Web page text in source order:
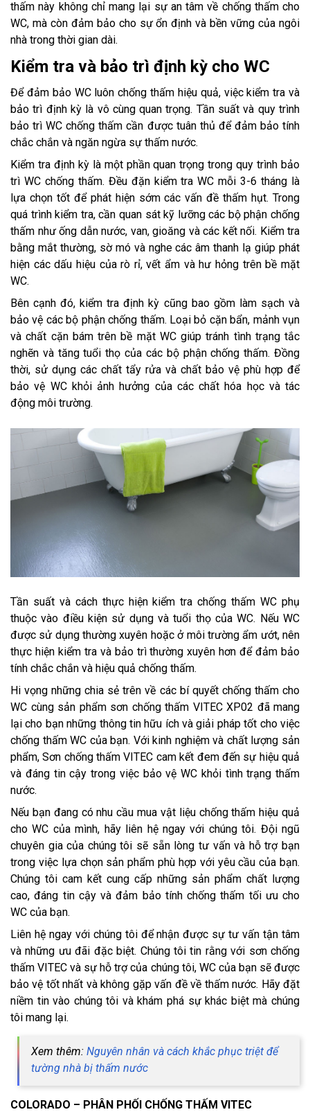
thấm này không chỉ mang lại sự an tâm về chống thấm cho
WC, mà còn đảm bảo cho sự ổn định và bền vững của ngôi
nhà trong thời gian dài.
Kiểm tra và bảo trì định kỳ cho WC
Để đảm bảo WC luôn chống thấm hiệu quả, việc kiểm tra và
bảo trì định kỳ là vô cùng quan trọng. Tần suất và quy trình
bảo trì WC chống thấm cần được tuân thủ để đảm bảo tính
chắc chắn và ngăn ngừa sự thấm nước.
Kiểm tra định kỳ là một phần quan trọng trong quy trình bảo
trì WC chống thấm. Đều đặn kiểm tra WC mỗi 3-6 tháng là
lựa chọn tốt để phát hiện sớm các vấn đề thấm hụt. Trong
quá trình kiểm tra, cần quan sát kỹ lưỡng các bộ phận chống
thấm như ống dẫn nước, van, gioăng và các kết nối. Kiểm tra
bằng mắt thường, sờ mó và nghe các âm thanh lạ giúp phát
hiện các dấu hiệu của rò rỉ, vết ẩm và hư hỏng trên bề mặt
WC.
Bên cạnh đó, kiểm tra định kỳ cũng bao gồm làm sạch và
bảo vệ các bộ phận chống thấm. Loại bỏ cặn bẩn, mảnh vụn
và chất cặn bám trên bề mặt WC giúp tránh tình trạng tắc
nghẽn và tăng tuổi thọ của các bộ phận chống thấm. Đồng
thời, sử dụng các chất tẩy rửa và chất bảo vệ phù hợp để
bảo vệ WC khỏi ảnh hưởng của các chất hóa học và tác
động môi trường.
Tần suất và cách thực hiện kiểm tra chống thấm WC phụ
thuộc vào điều kiện sử dụng và tuổi thọ của WC. Nếu WC
được sử dụng thường xuyên hoặc ở môi trường ẩm ướt, nên
thực hiện kiểm tra và bảo trì thường xuyên hơn để đảm bảo
tính chắc chắn và hiệu quả chống thấm.
Hi vọng những chia sẻ trên về các bí quyết chống thấm cho
WC cùng sản phẩm sơn chống thấm VITEC XP02 đã mang
lại cho bạn những thông tin hữu ích và giải pháp tốt cho việc
chống thấm WC của bạn. Với kinh nghiệm và chất lượng sản
phẩm, Sơn chống thấm VITEC cam kết đem đến sự hiệu quả
và đáng tin cậy trong việc bảo vệ WC khỏi tình trạng thấm
nước.
Nếu bạn đang có nhu cầu mua vật liệu chống thấm hiệu quả
cho WC của mình, hãy liên hệ ngay với chúng tôi. Đội ngũ
chuyên gia của chúng tôi sẽ sẵn lòng tư vấn và hỗ trợ bạn
trong việc lựa chọn sản phẩm phù hợp với yêu cầu của bạn.
Chúng tôi cam kết cung cấp những sản phẩm chất lượng
cao, đáng tin cậy và đảm bảo tính chống thấm tối ưu cho
WC của bạn.
Liên hệ ngay với chúng tôi để nhận được sự tư vấn tận tâm
và những ưu đãi đặc biệt. Chúng tôi tin rằng với sơn chống
thấm VITEC và sự hỗ trợ của chúng tôi, WC của bạn sẽ được
bảo vệ tốt nhất và không gặp vấn đề về thấm nước. Hãy đặt
niềm tin vào chúng tôi và khám phá sự khác biệt mà chúng
tôi mang lại.
Xem thêm: Nguyên nhân và cách khắc phục triệt để
tường nhà bị thấm nước
COLORADO – PHÂN PHỐI CHỐNG THẤM VITEC